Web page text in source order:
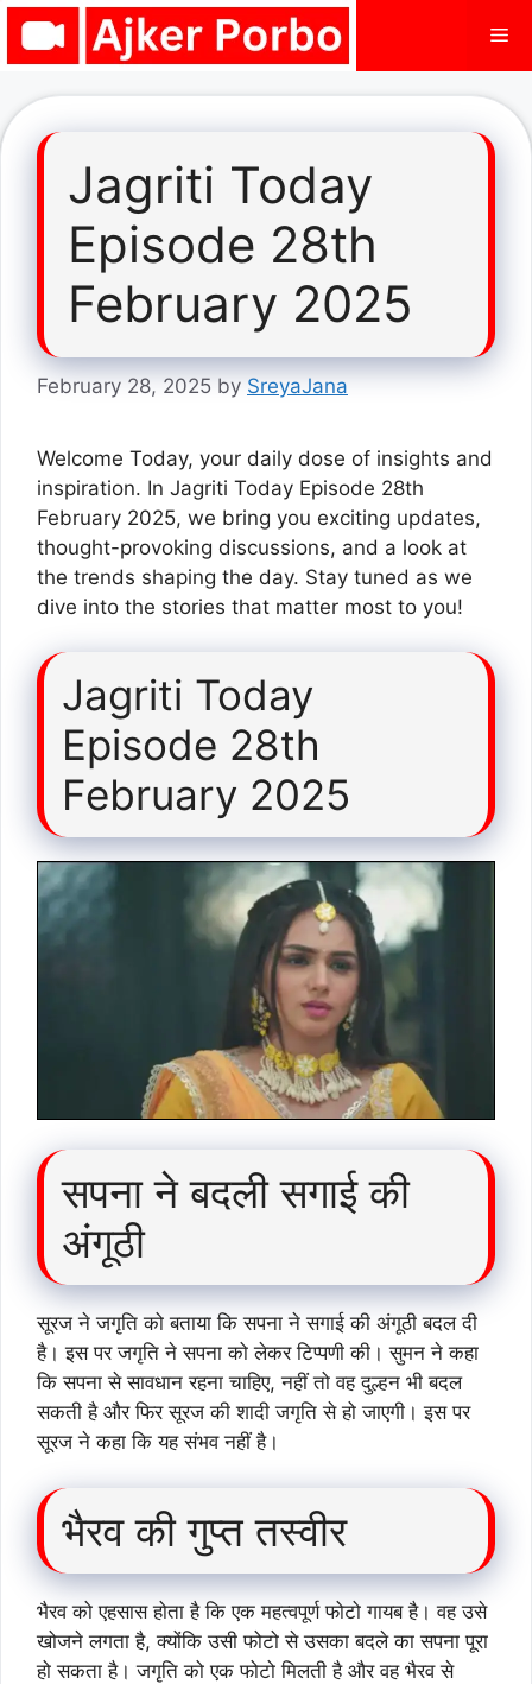
Skip
Jagriti Today
Episode 28th
February 2025
February 28, 2025 by SreyaJana
Welcome Today, your daily dose of insights and
inspiration. In Jagriti Today Episode 28th
February 2025, we bring you exciting updates,
thought-provoking discussions, and a look at
the trends shaping the day. Stay tuned as we
dive into the stories that matter most to you!
Jagriti Today
Episode 28th
February 2025
सपना ने बदली सगाई की
अंगूठी
सूरज ने जगृति को बताया कि सपना ने सगाई की अंगूठी बदल दी
है। इस पर जगृति ने सपना को लेकर टिप्पणी की। सुमन ने कहा
कि सपना से सावधान रहना चाहिए, नहीं तो वह दुल्हन भी बदल
सकती है और फिर सूरज की शादी जगृति से हो जाएगी। इस पर
सूरज ने कहा कि यह संभव नहीं है।
भैरव की गुप्त तस्वीर
भैरव को एहसास होता है कि एक महत्वपूर्ण फोटो गायब है। वह उसे
खोजने लगता है, क्योंकि उसी फोटो से उसका बदले का सपना पूरा
हो सकता है। जगृति को एक फोटो मिलती है और वह भैरव से